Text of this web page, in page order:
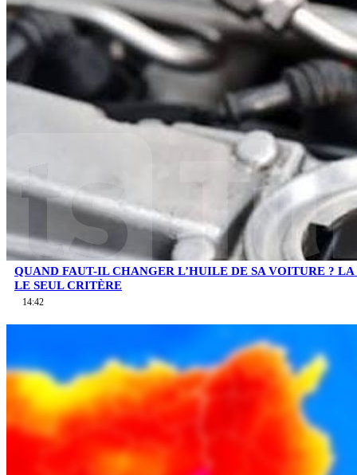
QUAND FAUT-IL CHANGER L’HUILE DE SA VOITURE ? LA
LE SEUL CRITÈRE
14:42